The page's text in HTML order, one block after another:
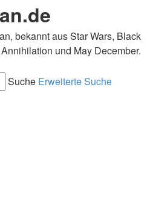
bekannt aus Star Wars, Black
und May December.
Suche Erweiterte Suche